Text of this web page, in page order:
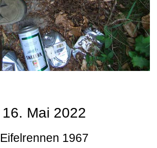
16. Mai 2022
Eifelrennen 1967